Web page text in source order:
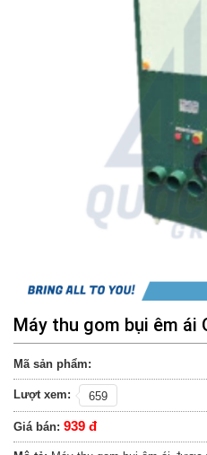
Máy thu gom bụi êm ái
Mã sản phẩm:
Lượt xem: 659
Giá bán: 939 đ